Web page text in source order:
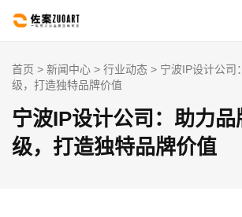
首页 > 新闻中心 > 行业动态 > 宁波IP设计公司
级，打造独特品牌价值
宁波IP设计公司：助力
级，打造独特品牌价值